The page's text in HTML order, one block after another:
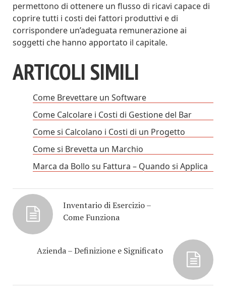
permettono di ottenere un flusso di ricavi capace di
coprire tutti i costi dei fattori produttivi e di
corrispondere un’adeguata remunerazione ai
soggetti che hanno apportato il capitale.
ARTICOLI SIMILI
Come Brevettare un Software
Come Calcolare i Costi di Gestione del Bar
Come si Calcolano i Costi di un Progetto
Come si Brevetta un Marchio
Marca da Bollo su Fattura – Quando si Applica
Inventario di Esercizio –
Come Funziona
Azienda – Definizione e Significato